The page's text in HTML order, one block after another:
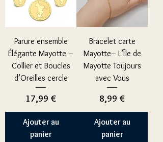
Parure ensemble
Élégante Mayotte –
Collier et Boucles
d’Oreilles cercle
Prix
17,99 €
Ajouter au
panier
Bracelet carte
Mayotte– L’Île de
Mayotte Toujours
avec Vous
Prix
8,99 €
Ajouter au
panier